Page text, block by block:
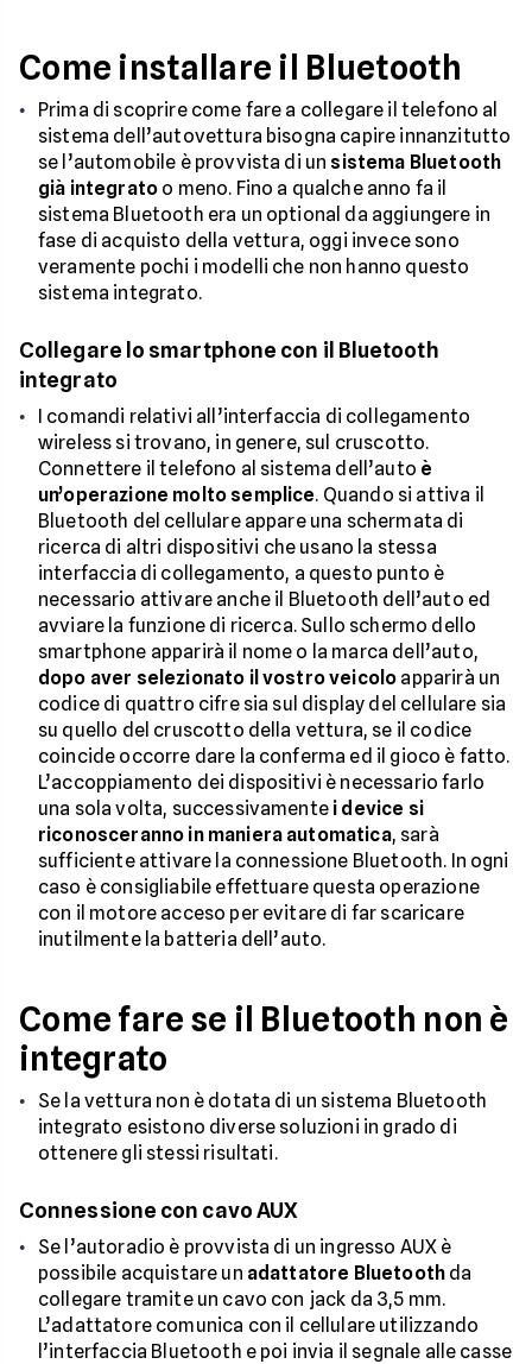
Come installare il Bluetooth
Prima di scoprire come fare a collegare il telefono al
sistema dell’autovettura bisogna capire innanzitutto
se l’automobile è provvista di un sistema Bluetooth
già integrato o meno. Fino a qualche anno fa il
sistema Bluetooth era un optional da aggiungere in
fase di acquisto della vettura, oggi invece sono
veramente pochi i modelli che non hanno questo
sistema integrato.
Collegare lo smartphone con il Bluetooth
integrato
I comandi relativi all’interfaccia di collegamento
wireless si trovano, in genere, sul cruscotto.
Connettere il telefono al sistema dell’auto è
un’operazione molto semplice. Quando si attiva il
Bluetooth del cellulare appare una schermata di
ricerca di altri dispositivi che usano la stessa
interfaccia di collegamento, a questo punto è
necessario attivare anche il Bluetooth dell’auto ed
avviare la funzione di ricerca. Sullo schermo dello
smartphone apparirà il nome o la marca dell’auto,
dopo aver selezionato il vostro veicolo apparirà un
codice di quattro cifre sia sul display del cellulare sia
su quello del cruscotto della vettura, se il codice
coincide occorre dare la conferma ed il gioco è fatto.
L’accoppiamento dei dispositivi è necessario farlo
una sola volta, successivamente i device si
riconosceranno in maniera automatica, sarà
sufficiente attivare la connessione Bluetooth. In ogni
caso è consigliabile effettuare questa operazione
con il motore acceso per evitare di far scaricare
inutilmente la batteria dell’auto.
Come fare se il Bluetooth non è
integrato
Se la vettura non è dotata di un sistema Bluetooth
integrato esistono diverse soluzioni in grado di
ottenere gli stessi risultati.
Connessione con cavo AUX
Se l’autoradio è provvista di un ingresso AUX è
possibile acquistare un adattatore Bluetooth da
collegare tramite un cavo con jack da 3,5 mm.
L’adattatore comunica con il cellulare utilizzando
l’interfaccia Bluetooth e poi invia il segnale alle casse